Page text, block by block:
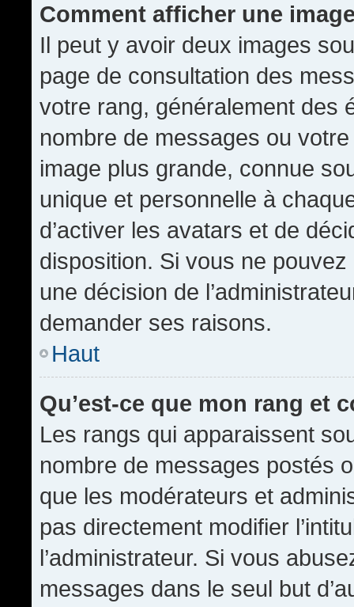
Comment afficher une
Il peut y avoir deux images
page de consultation des
votre rang, généralement des
nombre de messages ou
image plus grande, connue
unique et personnelle à
d’activer les avatars et de
disposition. Si vous ne pouvez
une décision de
demander ses raisons.
Haut
Qu’est-ce que mon rang et
Les rangs qui apparaissent
nombre de messages postés
que les modérateurs et
pas directement modifier
l’administrateur. Si vous
messages dans le seul but